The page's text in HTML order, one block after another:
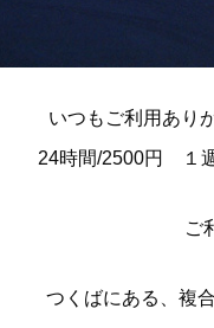
いつもご利用あり
24時間/2500円 １
ご
つくばにある、複